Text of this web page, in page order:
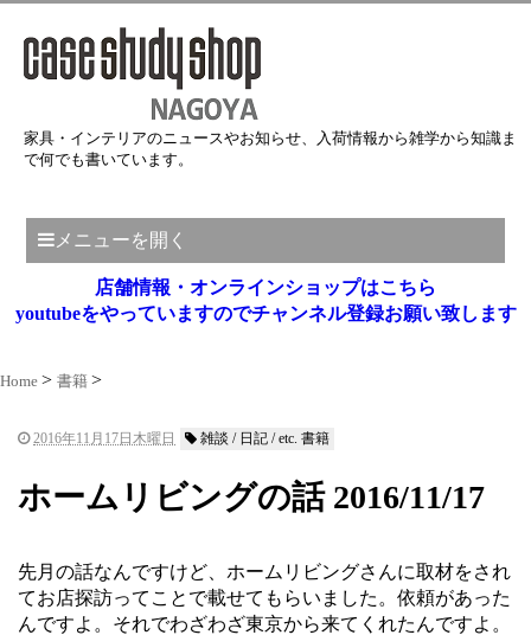
家具・インテリアのニュースやお知らせ、入荷情報から雑学から知識ま
で何でも書いています。
メニューを開く
店舗情報・オンラインショップはこちら
youtubeをやっていますのでチャンネル登録お願い致します
Home 書籍
2016年11月17日木曜日 雑談 / 日記 / etc. 書籍
ホームリビングの話 2016/11/17
先月の話なんですけど、ホームリビングさんに取材をされ
てお店探訪ってことで載せてもらいました。依頼があった
んですよ。それでわざわざ東京から来てくれたんですよ。